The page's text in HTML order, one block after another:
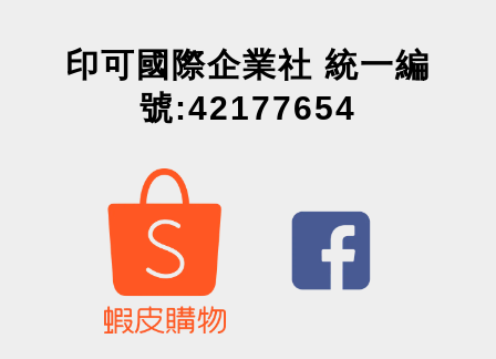
印可國際企業社 統一編
號:42177654